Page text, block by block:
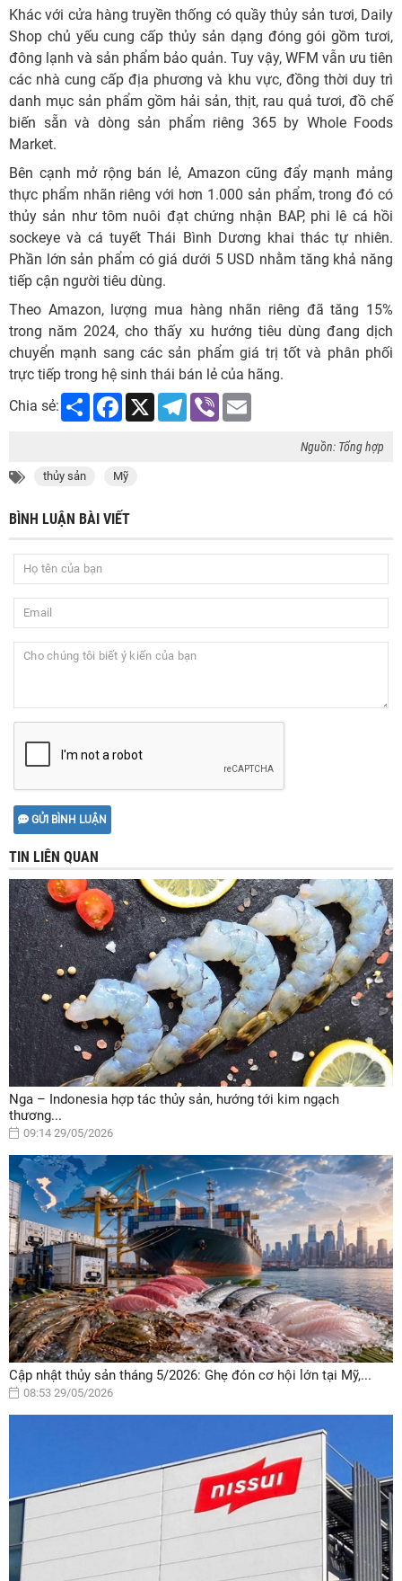
Khác với cửa hàng truyền thống có quầy thủy sản tươi, Daily
Shop chủ yếu cung cấp thủy sản dạng đóng gói gồm tươi,
đông lạnh và sản phẩm bảo quản. Tuy vậy, WFM vẫn ưu tiên
các nhà cung cấp địa phương và khu vực, đồng thời duy trì
danh mục sản phẩm gồm hải sản, thịt, rau quả tươi, đồ chế
biến sẵn và dòng sản phẩm riêng 365 by Whole Foods
Market.
Bên cạnh mở rộng bán lẻ, Amazon cũng đẩy mạnh mảng
thực phẩm nhãn riêng với hơn 1.000 sản phẩm, trong đó có
thủy sản như tôm nuôi đạt chứng nhận BAP, phi lê cá hồi
sockeye và cá tuyết Thái Bình Dương khai thác tự nhiên.
Phần lớn sản phẩm có giá dưới 5 USD nhằm tăng khả năng
tiếp cận người tiêu dùng.
Theo Amazon, lượng mua hàng nhãn riêng đã tăng 15%
trong năm 2024, cho thấy xu hướng tiêu dùng đang dịch
chuyển mạnh sang các sản phẩm giá trị tốt và phân phối
trực tiếp trong hệ sinh thái bán lẻ của hãng.
Chia sẻ:
Share Facebook
X Telegram
Viber
Nguồn: Tổng hợp
thủy sản Mỹ
BÌNH LUẬN BÀI VIẾT
GỬI BÌNH LUẬN
TIN LIÊN QUAN
Nga – Indonesia hợp tác thủy sản, hướng tới kim ngạch
thương...
09:14 29/05/2026
Cập nhật thủy sản tháng 5/2026: Ghẹ đón cơ hội lớn tại Mỹ,...
08:53 29/05/2026